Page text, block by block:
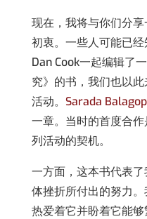
现在，我将与你们分
初衷。一些人可能已
Dan Cook一起编辑了
究》的书，我们也以
活动。 Sarada
一章。当时的首度合
列活动的契机。
一方面，这本书代表
体挫折所付出的努力。
热爱着它并盼着它能